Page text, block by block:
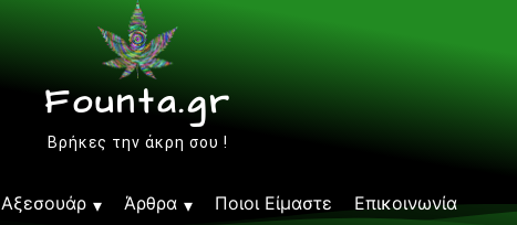
Founta.gr
Βρήκες την άκρη σου !
Αξεσουάρ Άρθρα Ποιοι Είμαστε Επικοινωνία